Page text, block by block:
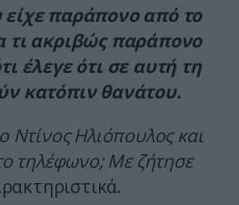
παράπονο από το
τι ακριβώς παράπονο
έλεγε ότι σε αυτή τη
κατόπιν θανάτου.
Ντίνος Ηλιόπουλος και
τηλέφωνο; Με ζήτησε